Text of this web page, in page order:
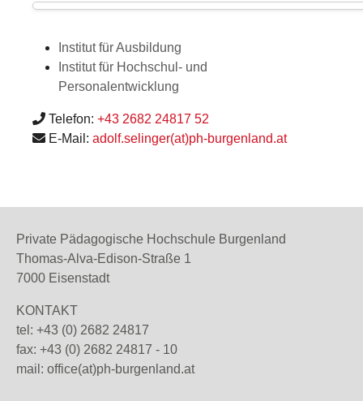
Institut für Ausbildung
Institut für Hochschul- und
Personalentwicklung
Telefon: +43 2682 24817 52
E-Mail: adolf.selinger(at)ph-burgenland.at
Private Pädagogische Hochschule Burgenland
Thomas-Alva-Edison-Straße 1
7000 Eisenstadt
KONTAKT
tel: +43 (0) 2682 24817
fax: +43 (0) 2682 24817 - 10
mail: office(at)ph-burgenland.at